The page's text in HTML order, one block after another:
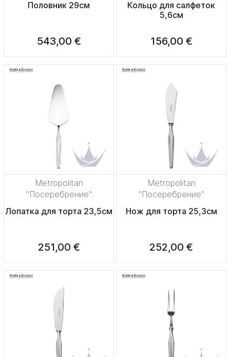
Половник 29см
543,00 €
Кольцо для салфеток
5,6см
156,00 €
Metropolitan
"Посеребрение"
Лопатка для торта 23,5см
251,00 €
Metropolitan
"Посеребрение"
Нож для торта 25,3см
252,00 €